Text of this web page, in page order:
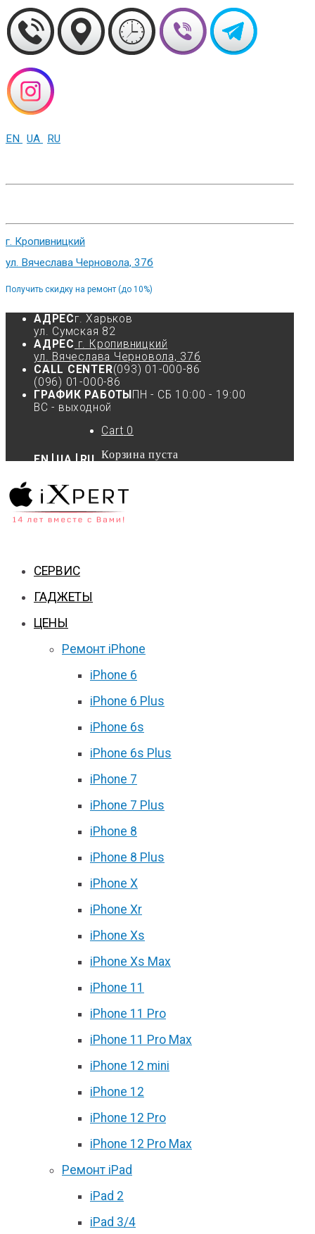
EN UA RU
г. Кропивницкий
ул. Вячеслава Черновола, 37б
Получить скидку на ремонт (до 10%)
АДРЕСг. Харьков
ул. Сумская 82
АДРЕС г. Кропивницкий
ул. Вячеслава Черновола, 37б
CALL CENTER(093) 01-000-86
(096) 01-000-86
ГРАФИК РАБОТЫ ПН - СБ 10:00 - 19:00
ВС - выходной
EN UA RU
Cart 0
Корзина пуста
СЕРВИС
ГАДЖЕТЫ
ЦЕНЫ
Ремонт iPhone
iPhone 6
iPhone 6 Plus
iPhone 6s
iPhone 6s Plus
iPhone 7
iPhone 7 Plus
iPhone 8
iPhone 8 Plus
iPhone X
iPhone Xr
iPhone Xs
iPhone Xs Max
iPhone 11
iPhone 11 Pro
iPhone 11 Pro Max
iPhone 12 mini
iPhone 12
iPhone 12 Pro
iPhone 12 Pro Max
Ремонт iPad
iPad 2
iPad 3/4